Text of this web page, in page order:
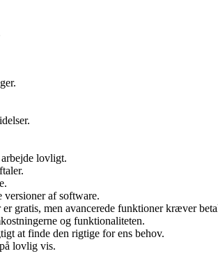
lovligt.
af software.
gratis, men avancerede funktioner kræver
og funktionaliteten.
at finde den rigtige for ens behov.
lovlig vis.